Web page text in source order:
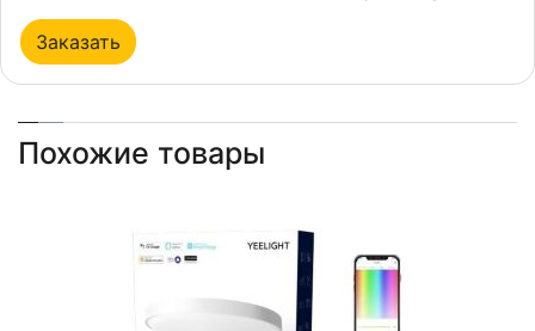
Заказать
Похожие товары